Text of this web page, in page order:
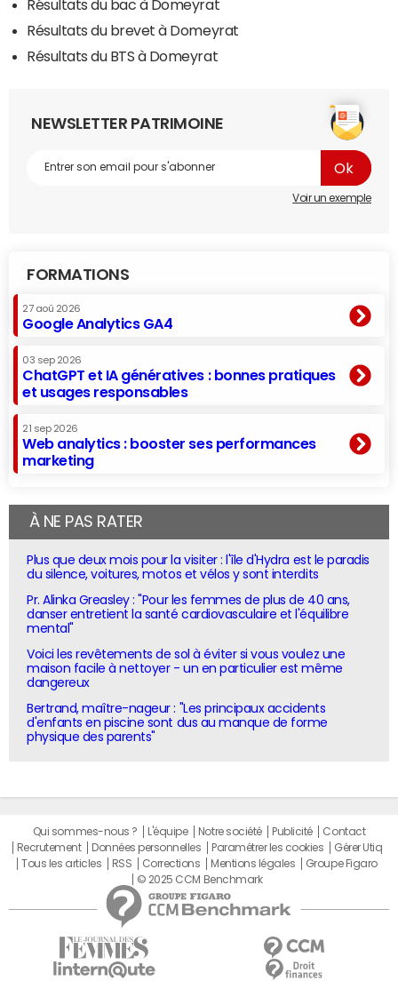
Résultats du bac à Domeyrat
Résultats du brevet à Domeyrat
Résultats du BTS à Domeyrat
NEWSLETTER PATRIMOINE
Voir un exemple
FORMATIONS
27 aoû 2026
Google Analytics GA4
03 sep 2026
ChatGPT et IA génératives : bonnes pratiques
et usages responsables
21 sep 2026
Web analytics : booster ses performances
marketing
À NE PAS RATER
Plus que deux mois pour la visiter : l'île d'Hydra est le paradis
du silence, voitures, motos et vélos y sont interdits
Pr. Alinka Greasley : "Pour les femmes de plus de 40 ans,
danser entretient la santé cardiovasculaire et l'équilibre
mental"
Voici les revêtements de sol à éviter si vous voulez une
maison facile à nettoyer - un en particulier est même
dangereux
Bertrand, maître-nageur : "Les principaux accidents
d'enfants en piscine sont dus au manque de forme
physique des parents"
Qui sommes-nous ? L'équipe Notre société Publicité
Contact
Recrutement
Données personnelles Paramétrer les cookies
Gérer Utiq
Tous les articles
RSS Corrections Mentions légales
Groupe Figaro
© 2025 CCM Benchmark